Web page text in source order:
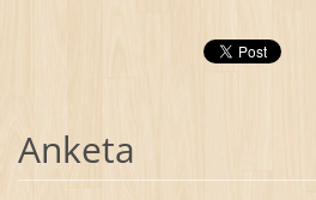
Anketa